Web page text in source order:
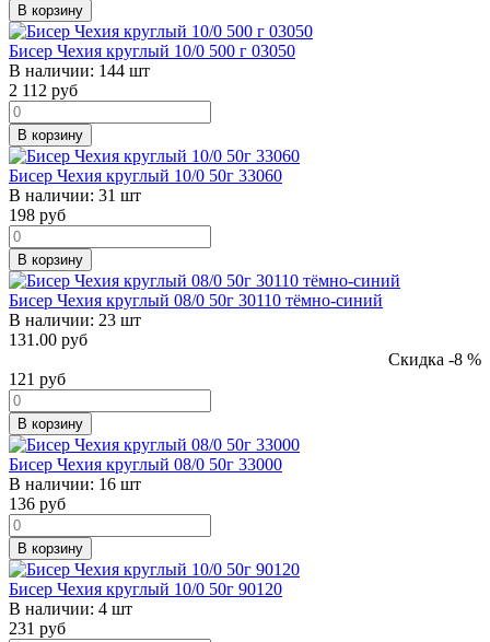
В корзину
Бисер Чехия круглый 10/0 500 г 03050
В наличии: 144 шт
2 112 руб
В корзину
Бисер Чехия круглый 10/0 50г 33060
В наличии: 31 шт
198 руб
В корзину
Бисер Чехия круглый 08/0 50г 30110 тёмно-синий
В наличии: 23 шт
131.00 руб
Скидка -8 %
121 руб
В корзину
Бисер Чехия круглый 08/0 50г 33000
В наличии: 16 шт
136 руб
В корзину
Бисер Чехия круглый 10/0 50г 90120
В наличии: 4 шт
231 руб